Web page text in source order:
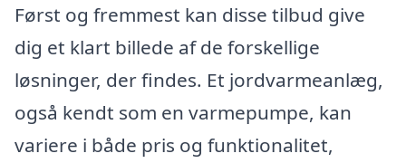
Først og fremmest kan disse tilbud give
dig et klart billede af de forskellige
løsninger, der findes. Et jordvarmeanlæg,
også kendt som en varmepumpe, kan
variere i både pris og funktionalitet,